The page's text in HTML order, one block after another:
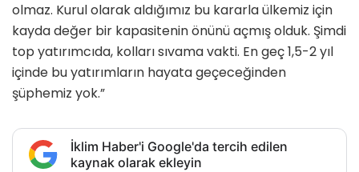
olmaz. Kurul olarak aldığımız bu kararla ülkemiz için
kayda değer bir kapasitenin önünü açmış olduk. Şimdi
top yatırımcıda, kolları sıvama vakti. En geç 1,5-2 yıl
içinde bu yatırımların hayata geçeceğinden
şüphemiz yok.”
İklim Haber'i Google'da tercih edilen
kaynak olarak ekleyin